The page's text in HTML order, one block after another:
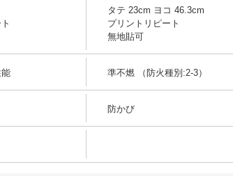
タテ 23cm ヨコ 46.3cm
プリントリピート
無地貼可
準不燃 （防火種別:2-3）
防かび